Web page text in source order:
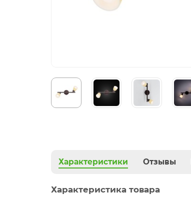
Характеристики Отзывы
Характеристика товара